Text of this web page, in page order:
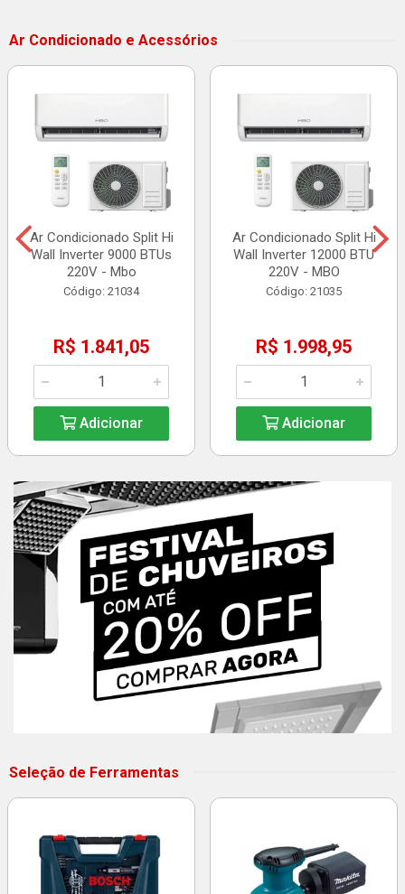
Ar Condicionado e Acessórios
Ar Condicionado Split Hi
Wall Inverter 9000 BTUs
220V - Mbo
Código: 21034
R$ 1.841,05
Adicionar
Ar Condicionado Split Hi
Wall Inverter 12000 BTU
220V - MBO
Código: 21035
R$ 1.998,95
Adicionar
Seleção de Ferramentas